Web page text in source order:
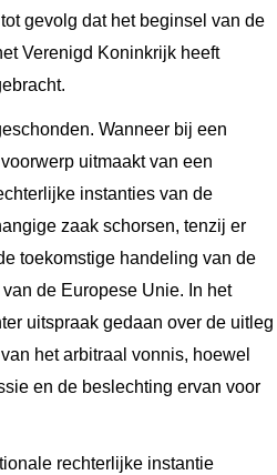
gevolg dat het beginsel van de
Verenigd Koninkrijk heeft
Wanneer bij een
uitmaakt van een
instanties van de
zaak schorsen, tenzij er
toekomstige handeling van de
de Europese Unie. In het
uitspraak gedaan over de uitleg
het arbitraal vonnis, hoewel
en de beslechting ervan voor
rechterlijke instantie